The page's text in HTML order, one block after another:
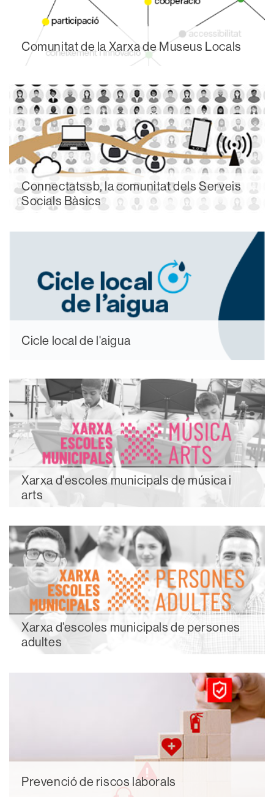
Comunitat de la Xarxa de Museus Locals
Connectatssb, la comunitat dels Serveis
Socials Bàsics
Cicle local de l'aigua
Xarxa d'escoles municipals de música i
arts
Xarxa d’escoles municipals de persones
adultes
Prevenció de riscos laborals